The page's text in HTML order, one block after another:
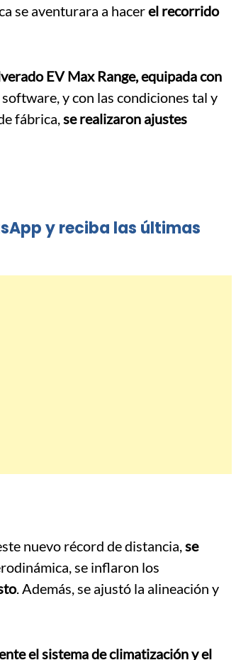
se aventurara a hacerel recorrido
EV Max Range, equipada con
y con las condiciones tal y
fábrica,se realizaron ajustes
y reciba las últimas
nuevo récord de distancia, se
se inflaron los
. Además, se ajustó la alineación y
el sistema de climatización y el